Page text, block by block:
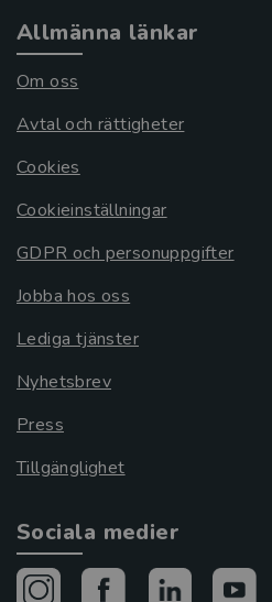
Allmänna länkar
Om oss
Avtal och rättigheter
Cookies
Cookieinställningar
GDPR och personuppgifter
Jobba hos oss
Lediga tjänster
Nyhetsbrev
Press
Tillgänglighet
Sociala medier